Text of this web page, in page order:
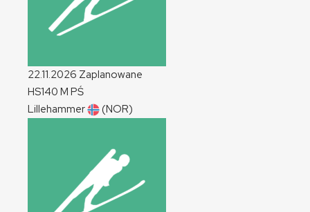
22.11.2026 Zaplanowane
HS140 M PŚ
Lillehammer
(NOR)